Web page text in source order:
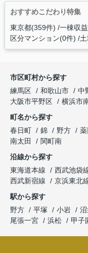
おすすめこだわり特集
東京都(359件) 一棟収
区分マンション(0件)
市区町村から探す
練馬区
和歌山市 中
大阪市平野区
横浜市
町名から探す
春日町
錦 野方
南太田
関町南
沿線から探す
東海道本線
西武池袋
西武新宿線
京浜東北
駅から探す
野方
平塚 小岩
尾張一宮
浜松 甲子